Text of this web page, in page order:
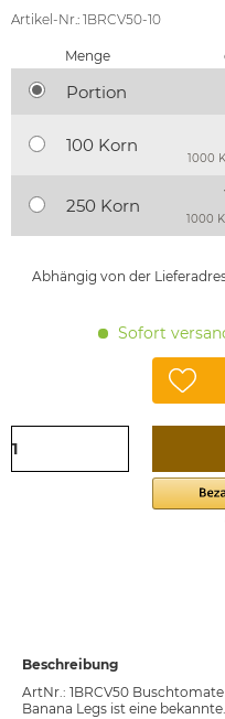
Artikel-Nr.: 1BRCV50-10
Menge
Portion
100 Korn
1000
250 Korn
1000
Abhängig von der
Sofort
Beschreibung
ArtNr.: 1BRCV50
Banana Legs ist eine